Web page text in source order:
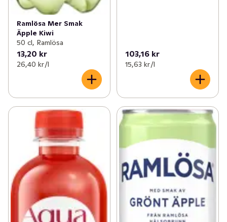
Ramlösa Mer Smak
Äpple Kiwi
50 cl, Ramlösa
13,20 kr
26,40 kr /l
103,16 kr
15,63 kr /l